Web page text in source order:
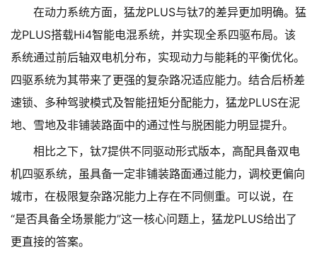
在动力系统方面，猛龙PLUS与钛7的差异更加明确。猛
龙PLUS搭载Hi4智能电混系统，并实现全系四驱布局。该
系统通过前后轴双电机分布，实现动力与能耗的平衡优化。
四驱系统为其带来了更强的复杂路况适应能力。结合后桥差
速锁、多种驾驶模式及智能扭矩分配能力，猛龙PLUS在泥
地、雪地及非铺装路面中的通过性与脱困能力明显提升。
相比之下，钛7提供不同驱动形式版本，高配具备双电
机四驱系统，虽具备一定非铺装路面通过能力，调校更偏向
城市，在极限复杂路况能力上存在不同侧重。可以说，在
“是否具备全场景能力”这一核心问题上，猛龙PLUS给出了
更直接的答案。